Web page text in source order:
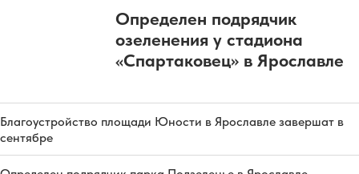
Определен подрядчик
озеленения у стадиона
«Спартаковец» в Ярославле
Благоустройство площади Юности в Ярославле завершат в
сентябре